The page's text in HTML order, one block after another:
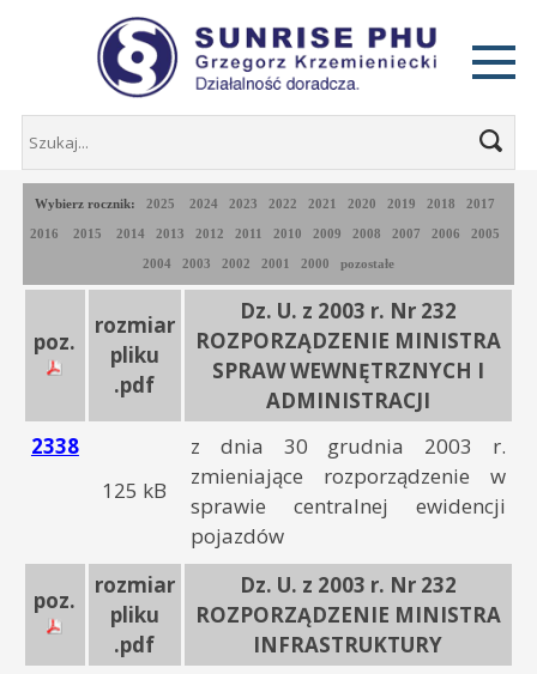
Wybierz rocznik: 2025 2024 2023 2022 2021 2020 2019 2018 2017
2016 2015 2014 2013 2012 2011 2010 2009 2008 2007 2006 2005
2004 2003 2002 2001 2000 pozostałe
poz.
rozmiar
pliku
.pdf
Dz. U. z 2003 r. Nr 232
ROZPORZĄDZENIE MINISTRA
SPRAW WEWNĘTRZNYCH I
ADMINISTRACJI
2338
125 kB
z dnia 30 grudnia 2003 r.
zmieniające rozporządzenie w
sprawie centralnej ewidencji
pojazdów
poz.
rozmiar
pliku
.pdf
Dz. U. z 2003 r. Nr 232
ROZPORZĄDZENIE MINISTRA
INFRASTRUKTURY